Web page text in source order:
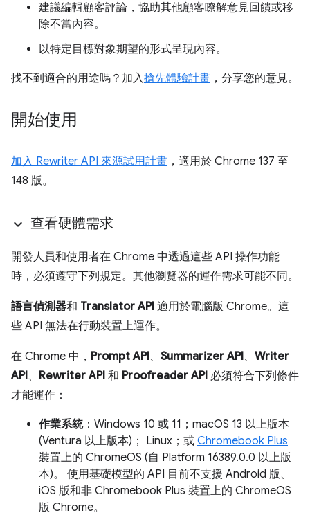
建議編輯顧客評論，協助其他顧客瞭解意見回饋或移
除不當內容。
以特定目標對象期望的形式呈現內容。
找不到適合的用途嗎？加入搶先體驗計畫 ，分享您的意見。
開始使用
加入 Rewriter API 來源試用計畫 ，適用於 Chrome 137 至
148 版。
查看硬體需求
開發人員和使用者在 Chrome 中透過這些 API 操作功能
時，必須遵守下列規定。其他瀏覽器的運作需求可能不同。
語言偵測器和 Translator API 適用於電腦版 Chrome。這
些 API 無法在行動裝置上運作。
在 Chrome 中， Prompt API、 Summarizer API、 Writer
API、 Rewriter API 和 Proofreader API 必須符合下列條件
才能運作：
作業系統：Windows 10 或 11；macOS 13 以上版本
(Ventura 以上版本)； Linux；或 Chromebook Plus
裝置上的 ChromeOS (自 Platform 16389.0.0 以上版
本)。 使用基礎模型的 API 目前不支援 Android 版、
iOS 版和非 Chromebook Plus 裝置上的 ChromeOS
版 Chrome。